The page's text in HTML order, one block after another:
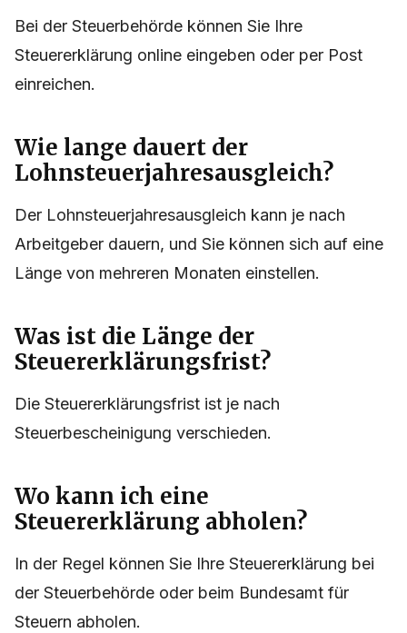
Bei der Steuerbehörde können Sie Ihre
Steuererklärung online eingeben oder per Post
einreichen.
Wie lange dauert der
Lohnsteuerjahresausgleich?
Der Lohnsteuerjahresausgleich kann je nach
Arbeitgeber dauern, und Sie können sich auf eine
Länge von mehreren Monaten einstellen.
Was ist die Länge der
Steuererklärungsfrist?
Die Steuererklärungsfrist ist je nach
Steuerbescheinigung verschieden.
Wo kann ich eine
Steuererklärung abholen?
In der Regel können Sie Ihre Steuererklärung bei
der Steuerbehörde oder beim Bundesamt für
Steuern abholen.